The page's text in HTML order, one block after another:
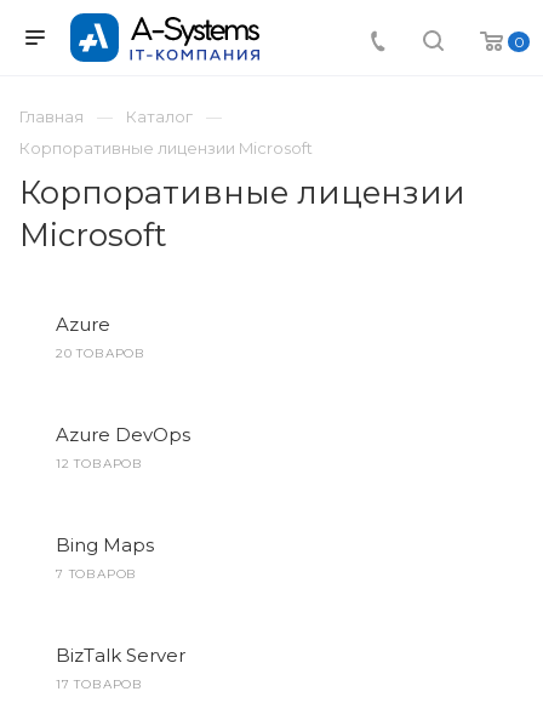
0
Главная
Каталог
Корпоративные лицензии Microsoft
Корпоративные лицензии
Microsoft
Azure
20 ТОВАРОВ
Azure DevOps
12 ТОВАРОВ
Bing Maps
7 ТОВАРОВ
BizTalk Server
17 ТОВАРОВ